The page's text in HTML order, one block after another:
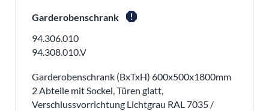
Garderobenschrank report
94.306.010
94.308.010.V
Garderobenschrank (BxTxH) 600x500x1800mm
2 Abteile mit Sockel, Türen glatt,
Verschlussvorrichtung Lichtgrau RAL 7035 /